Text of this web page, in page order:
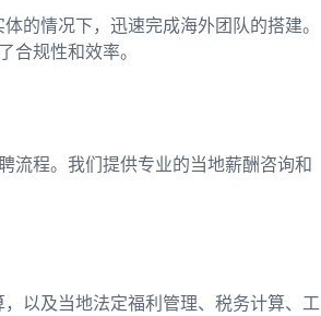
的情况下，迅速完成海外团队的搭建。
合规性和效率。
流程。我们提供专业的当地薪酬咨询和
以及当地法定福利管理、税务计算、工